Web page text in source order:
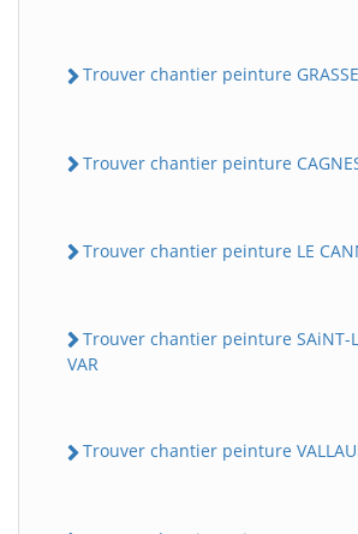
Trouver chantier peinture GRASSE
Trouver chantier peinture
Trouver chantier peinture LE
Trouver chantier peinture SAiNT-
VAR
Trouver chantier peinture